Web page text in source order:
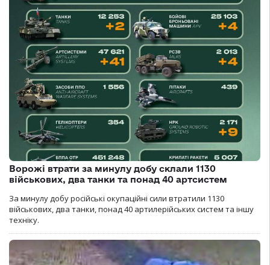
Ворожі втрати за минулу добу склали 1130
військових, два танки та понад 40 артсистем
За минулу добу російські окупаційні сили втратили 1130
військових, два танки, понад 40 артилерійських систем та іншу
техніку.